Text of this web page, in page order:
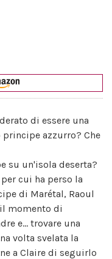
di essere una
azzurro? Che
su un'isola deserta?
cui ha perso la
di Marétal, Raoul
il momento di
e... trovare una
volta svelata la
a Claire di seguirlo